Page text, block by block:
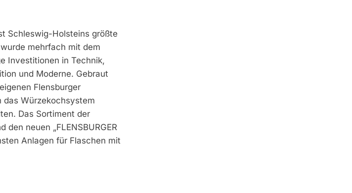
Schleswig-Holsteins größte
mehrfach mit dem
Investitionen in Technik,
und Moderne. Gebraut
Flensburger
das Würzekochsystem
Das Sortiment der
neuen „FLENSBURGER
Anlagen für Flaschen mit